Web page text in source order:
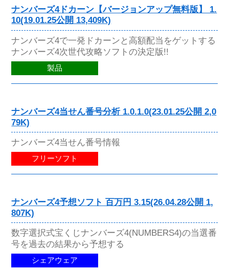
ナンバーズ4ドカーン【バージョンアップ無料版】 1.
10(19.01.25公開 13,409K)
ナンバーズ4で一発ドカーンと高額配当をゲットする
ナンバーズ4次世代攻略ソフトの決定版!!
製品
ナンバーズ4当せん番号分析 1.0.1.0(23.01.25公開 2,0
79K)
ナンバーズ4当せん番号情報
フリーソフト
ナンバーズ4予想ソフト 百万円 3.15(26.04.28公開 1,
807K)
数字選択式宝くじナンバーズ4(NUMBERS4)の当選番
号を過去の結果から予想する
シェアウェア